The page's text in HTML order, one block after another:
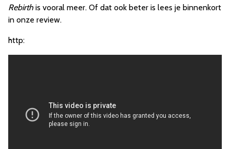
Rebirth is vooral meer. Of dat ook beter is lees je binnenkort
in onze review.
http: